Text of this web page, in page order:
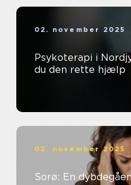
02. november 2025
Psykoterapi i
du den rette hjælp
02. november 2025
Sorø: En